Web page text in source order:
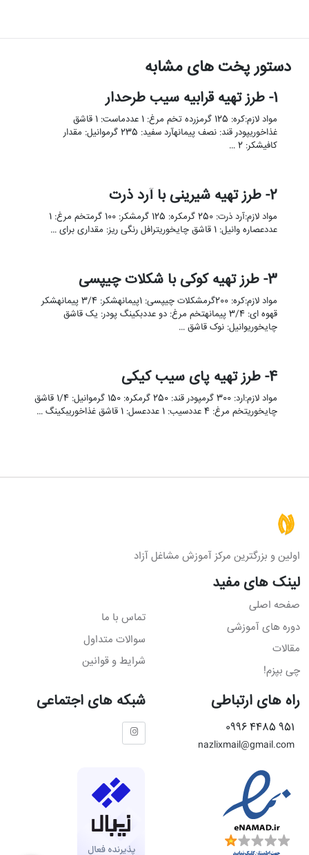
دستور پخت های مشابه
1- طرز تهیه قرابیه سیب طرحدار
مواد لازم:کره: 125 گرمزرده تخم مرغ: 1 عددماست: 1 قاشق
غذاخوریپودر قند: نصف پیمانهآرد سفید: 235 گرموانیل: مقدار
کافیشکر: 2 …
2- طرز تهیه شیرینی با آرد ذرت
مواد لازم:آرد ذرت: 250 گرمکره: 125 گرمشکر: 100 گرمتخم مرغ: 1
عددعصاره وانیل: 1 قاشق چایخوریترافل رنگی ریز: مقداری برای …
3- طرز تهیه کوکی با شکلات چیپسی
مواد لازم:کره: 200گرمشکلات چیپسی: 1پیمانهشکر: 3/4 پیمانهشکر
قهوه ای: 3/4 پیمانهتخم مرغ: دو عددبکینگ پودر: یک قاشق
چایخوریوانیل: نوک قاشق …
4- طرز تهیه پای سیب کیکی
مواد لازم:ارد: 300 گرمپودر قند: 250 گرمکره: 150 گرموانیل: 1/4 قاشق
چایخوریتخم مرغ: 4 عددسیب: 1 عددعسل: 1 قاشق غذاخوریبکینگ …
اولین و بزرگترین مرکز آموزش مشاغل آزاد
لینک های مفید
صفحه اصلی
دوره های آموزشی
مقالات
چی بپزم!
تماس با ما
سوالات متداول
شرایط و قوانین
راه های ارتباطی
951 4485 0996
nazlixmail@gmail.com
شبکه های اجتماعی